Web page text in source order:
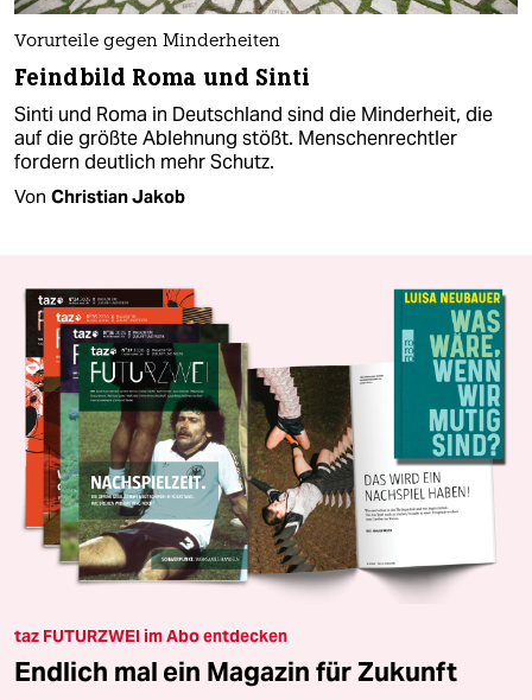
Vorurteile gegen Minderheiten
Feindbild Roma und Sinti
Sinti und Roma in Deutschland sind die Minderheit, die
auf die größte Ablehnung stößt. Menschenrechtler
fordern deutlich mehr Schutz.
Von Christian Jakob
taz FUTURZWEI im Abo entdecken
Endlich mal ein Magazin für Zukunft